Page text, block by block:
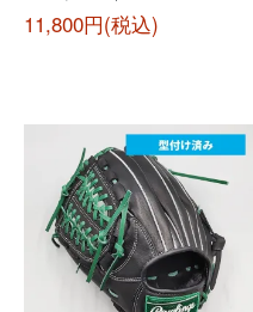
11,800円(税込)